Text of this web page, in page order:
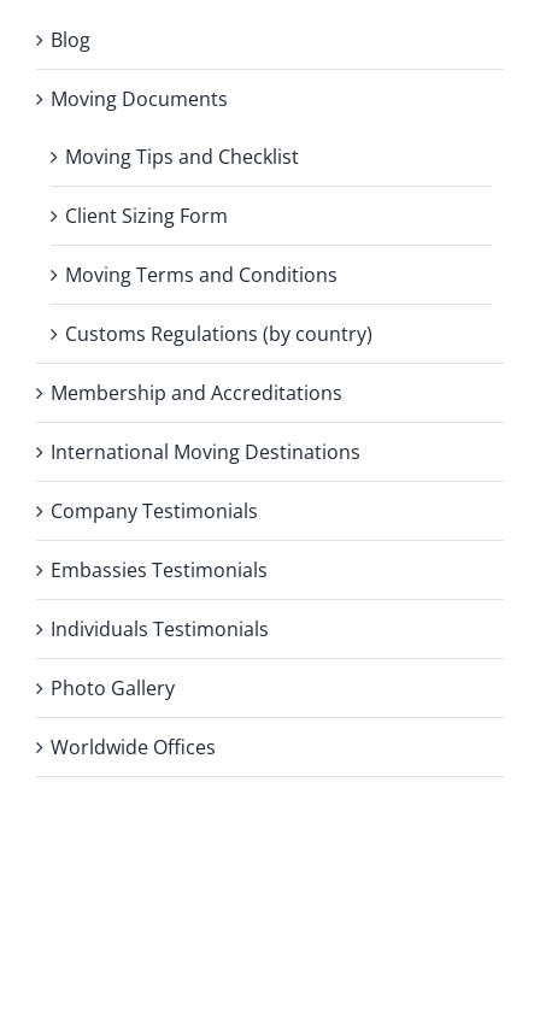
Blog
Moving Documents
Moving Tips and Checklist
Client Sizing Form
Moving Terms and Conditions
Customs Regulations (by country)
Membership and Accreditations
International Moving Destinations
Company Testimonials
Embassies Testimonials
Individuals Testimonials
Photo Gallery
Worldwide Offices